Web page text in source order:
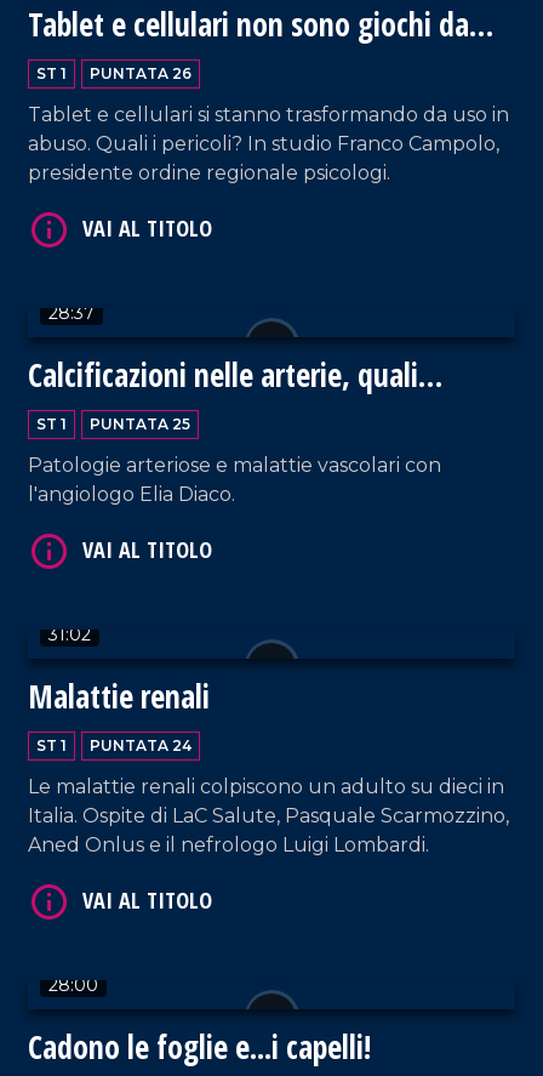
Tablet e cellulari non sono giochi da
bambini
ST 1 PUNTATA 26
Tablet e cellulari si stanno trasformando da uso in
abuso. Quali i pericoli? In studio Franco Campolo,
presidente ordine regionale psicologi.
28:37
Calcificazioni nelle arterie, quali
soluzioni?
ST 1 PUNTATA 25
Patologie arteriose e malattie vascolari con
l'angiologo Elia Diaco.
31:02
Malattie renali
ST 1 PUNTATA 24
Le malattie renali colpiscono un adulto su dieci in
Italia. Ospite di LaC Salute, Pasquale Scarmozzino,
Aned Onlus e il nefrologo Luigi Lombardi.
28:00
Cadono le foglie e...i capelli!
VAI AL TITOLO
VAI AL TITOLO
VAI AL TITOLO